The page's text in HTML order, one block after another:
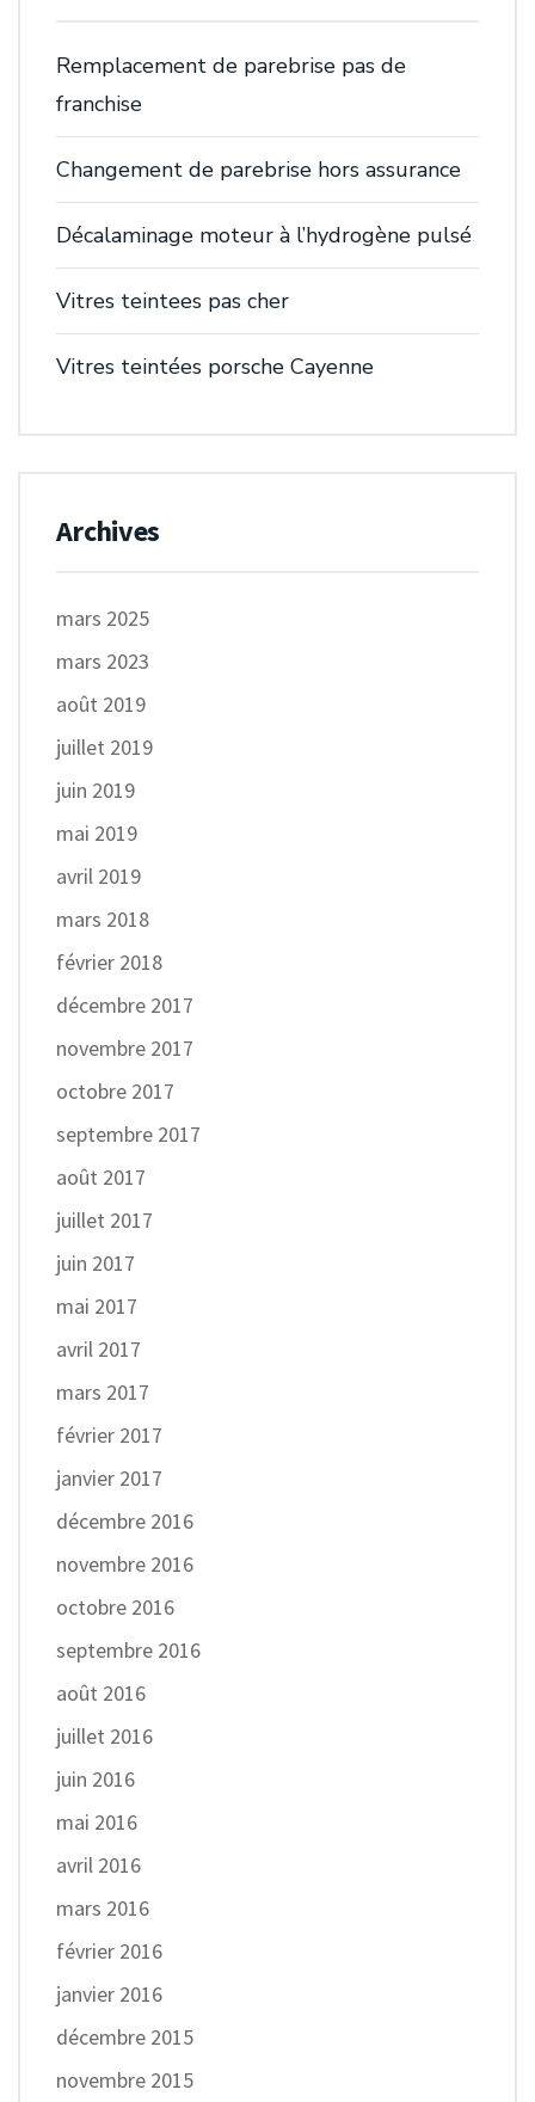
Remplacement de parebrise pas de
franchise
Changement de parebrise hors assurance
Décalaminage moteur à l’hydrogène pulsé
Vitres teintees pas cher
Vitres teintées porsche Cayenne
Archives
mars 2025
mars 2023
août 2019
juillet 2019
juin 2019
mai 2019
avril 2019
mars 2018
février 2018
décembre 2017
novembre 2017
octobre 2017
septembre 2017
août 2017
juillet 2017
juin 2017
mai 2017
avril 2017
mars 2017
février 2017
janvier 2017
décembre 2016
novembre 2016
octobre 2016
septembre 2016
août 2016
juillet 2016
juin 2016
mai 2016
avril 2016
mars 2016
février 2016
janvier 2016
décembre 2015
novembre 2015